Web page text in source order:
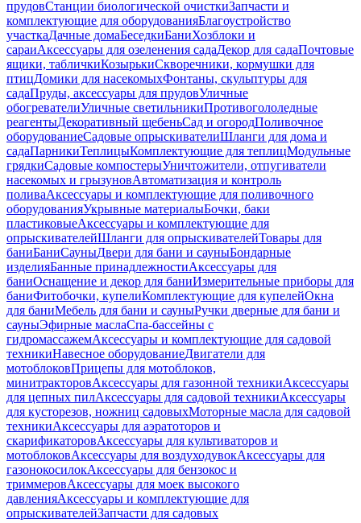
прудовСтанции биологической очисткиЗапчасти и
комплектующие для оборудованияБлагоустройство
участкаДачные домаБеседкиБаниХозблоки и
сараиАксессуары для озеленения садаДекор для садаПочтовые
ящики, табличкиКозырькиСкворечники, кормушки для
птицДомики для насекомыхФонтаны, скульптуры для
садаПруды, аксессуары для прудовУличные
обогревателиУличные светильникиПротивогололедные
реагентыДекоративный щебеньСад и огородПоливочное
оборудованиеСадовые опрыскивателиШланги для дома и
садаПарникиТеплицыКомплектующие для теплицМодульные
грядкиСадовые компостерыУничтожители, отпугиватели
насекомых и грызуновАвтоматизация и контроль
поливаАксессуары и комплектующие для поливочного
оборудованияУкрывные материалыБочки, баки
пластиковыеАксессуары и комплектующие для
опрыскивателейШланги для опрыскивателейТовары для
баниБаниСауныДвери для бани и сауныБондарные
изделияБанные принадлежностиАксессуары для
баниОснащение и декор для баниИзмерительные приборы для
баниФитобочки, купелиКомплектующие для купелейОкна
для баниМебель для бани и сауныРучки дверные для бани и
сауныЭфирные маслаСпа-бассейны с
гидромассажемАксессуары и комплектующие для садовой
техникиНавесное оборудованиеДвигатели для
мотоблоковПрицепы для мотоблоков,
минитракторовАксессуары для газонной техникиАксессуары
для цепных пилАксессуары для садовой техникиАксессуары
для кусторезов, ножниц садовыхМоторные масла для садовой
техникиАксессуары для аэратоторов и
скарификаторовАксессуары для культиваторов и
мотоблоковАксессуары для воздуходувокАксессуары для
газонокосилокАксессуары для бензокос и
триммеровАксессуары для моек высокого
давленияАксессуары и комплектующие для
опрыскивателейЗапчасти для садовых